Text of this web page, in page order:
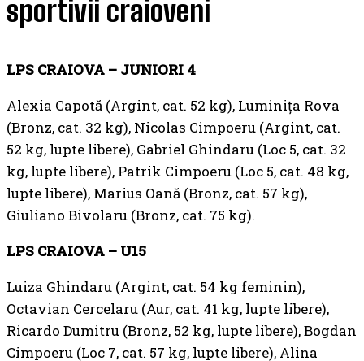
sportivii craioveni
LPS CRAIOVA – JUNIORI 4
Alexia Capotă (Argint, cat. 52 kg), Luminiţa Rova
(Bronz, cat. 32 kg), Nicolas Cimpoeru (Argint, cat.
52 kg, lupte libere), Gabriel Ghindaru (Loc 5, cat. 32
kg, lupte libere), Patrik Cimpoeru (Loc 5, cat. 48 kg,
lupte libere), Marius Oană (Bronz, cat. 57 kg),
Giuliano Bivolaru (Bronz, cat. 75 kg).
LPS CRAIOVA – U15
Luiza Ghindaru (Argint, cat. 54 kg feminin),
Octavian Cercelaru (Aur, cat. 41 kg, lupte libere),
Ricardo Dumitru (Bronz, 52 kg, lupte libere), Bogdan
Cimpoeru (Loc 7, cat. 57 kg, lupte libere), Alina